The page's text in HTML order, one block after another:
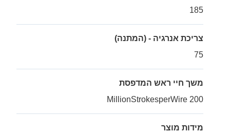
185
צריכת אנרגיה - (המתנה)
75
משך חיי ראש המדפסת
200 MillionStrokesperWire
מידות מוצר